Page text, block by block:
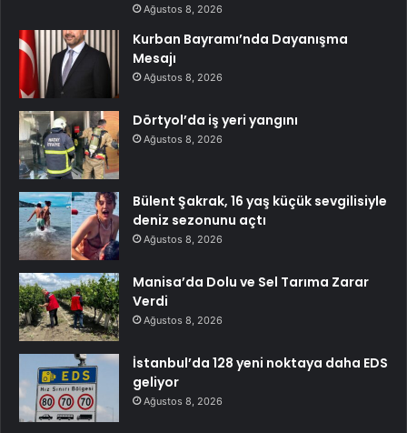
Ağustos 8, 2026
Kurban Bayramı’nda Dayanışma
Mesajı
Ağustos 8, 2026
Dörtyol’da iş yeri yangını
Ağustos 8, 2026
Bülent Şakrak, 16 yaş küçük sevgilisiyle
deniz sezonunu açtı
Ağustos 8, 2026
Manisa’da Dolu ve Sel Tarıma Zarar
Verdi
Ağustos 8, 2026
İstanbul’da 128 yeni noktaya daha EDS
geliyor
Ağustos 8, 2026